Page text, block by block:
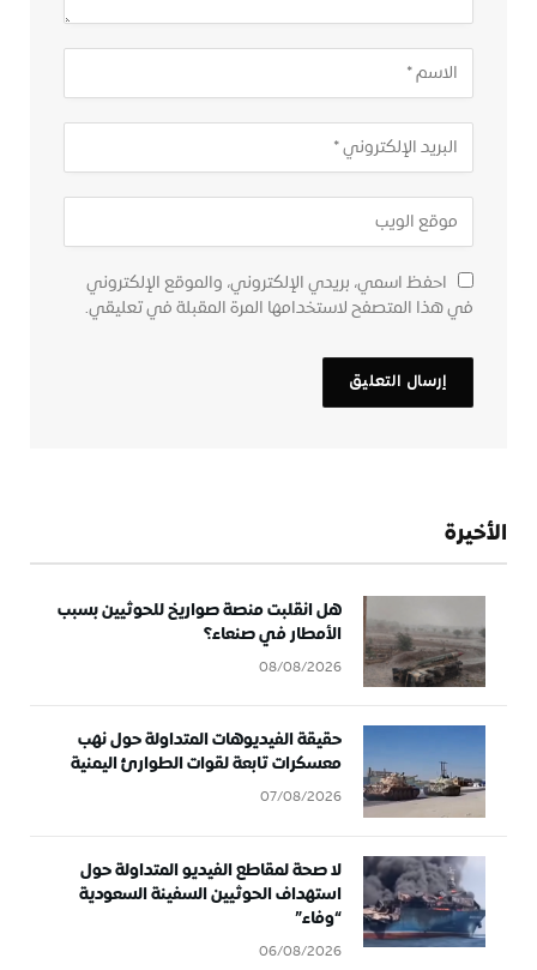
احفظ اسمي، بريدي الإلكتروني، والموقع الإلكتروني
في هذا المتصفح لاستخدامها المرة المقبلة في تعليقي.
الأخيرة
هل انقلبت منصة صواريخ للحوثيين بسبب
الأمطار في صنعاء؟
08/08/2026
حقيقة الفيديوهات المتداولة حول نهب
معسكرات تابعة لقوات الطوارئ اليمنية
07/08/2026
لا صحة لمقاطع الفيديو المتداولة حول
استهداف الحوثيين السفينة السعودية
“وفاء”
06/08/2026